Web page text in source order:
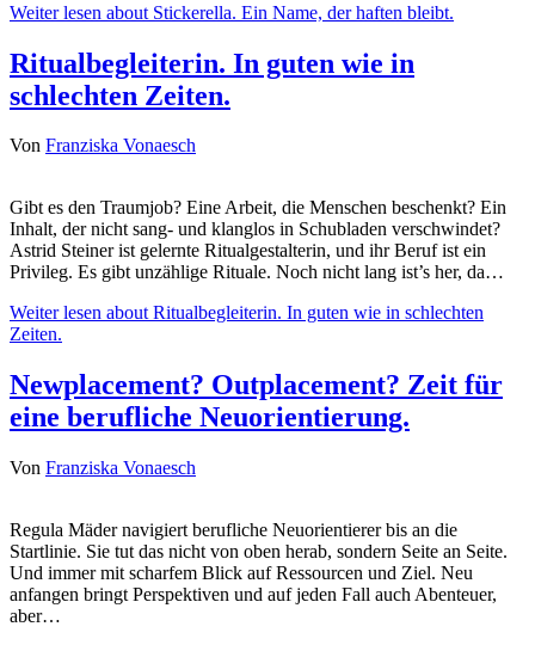
Weiter lesen about Stickerella. Ein Name, der haften bleibt.
Ritualbegleiterin. In guten wie in
schlechten Zeiten.
Von Franziska Vonaesch
Gibt es den Traumjob? Eine Arbeit, die Menschen beschenkt? Ein
Inhalt, der nicht sang- und klanglos in Schubladen verschwindet?
Astrid Steiner ist gelernte Ritualgestalterin, und ihr Beruf ist ein
Privileg. Es gibt unzählige Rituale. Noch nicht lang ist’s her, da…
Weiter lesen about Ritualbegleiterin. In guten wie in schlechten
Zeiten.
Newplacement? Outplacement? Zeit für
eine berufliche Neuorientierung.
Von Franziska Vonaesch
Regula Mäder navigiert berufliche Neuorientierer bis an die
Startlinie. Sie tut das nicht von oben herab, sondern Seite an Seite.
Und immer mit scharfem Blick auf Ressourcen und Ziel. Neu
anfangen bringt Perspektiven und auf jeden Fall auch Abenteuer,
aber…